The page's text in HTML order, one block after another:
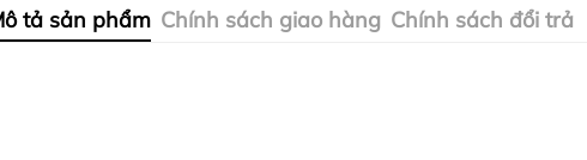
tả sản phẩm Chính sách giao hàng Chính sách đổi trả